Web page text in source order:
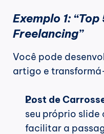
Exemplo 1:
Freelancing”
Você pode
artigo e
Post de
seu próprio slide
facilitar a